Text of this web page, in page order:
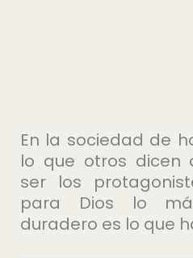
En la sociedad de
lo que otros dicen
ser los
para Dios lo
duradero es lo que